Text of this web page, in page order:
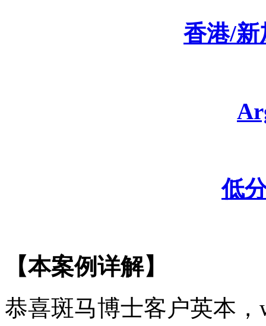
香港/新
低
【本案例详解】
恭喜斑马博士客户英本，